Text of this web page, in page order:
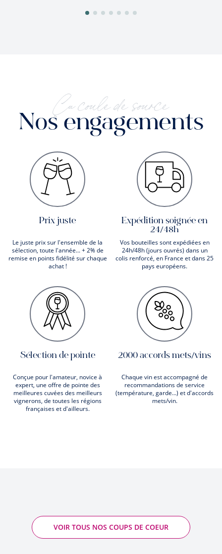
Ça coule de source
Nos engagements
Prix juste
Le juste prix sur l'ensemble de la
sélection, toute l'année... + 2% de
remise en points fidélité sur chaque
achat !
Expédition soignée en
24/48h
Vos bouteilles sont expédiées en
24h/48h (jours ouvrés) dans un
colis renforcé, en France et dans 25
pays européens.
Sélection de pointe
Conçue pour l'amateur, novice à
expert, une offre de pointe des
meilleures cuvées des meilleurs
vignerons, de toutes les régions
françaises et d'ailleurs.
2000 accords mets/vins
Chaque vin est accompagné de
recommandations de service
(température, garde...) et d'accords
mets/vin.
VOIR TOUS NOS COUPS DE COEUR